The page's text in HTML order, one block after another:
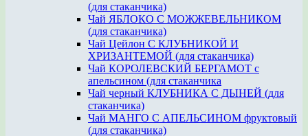
(для стаканчика)
Чай ЯБЛОКО С МОЖЖЕВЕЛЬНИКОМ
(для стаканчика)
Чай Цейлон С КЛУБНИКОЙ И
ХРИЗАНТЕМОЙ (для стаканчика)
Чай КОРОЛЕВСКИЙ БЕРГАМОТ с
апельсином (для стаканчика
Чай черный КЛУБНИКА С ДЫНЕЙ (для
стаканчика)
Чай МАНГО С АПЕЛЬСИНОМ фруктовый
(для стаканчика)